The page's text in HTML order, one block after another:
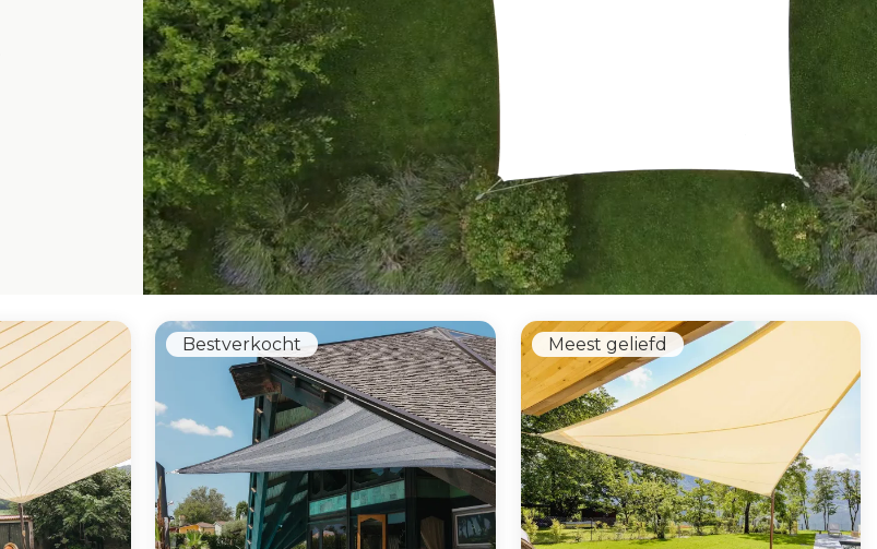
Bestverkocht Meest geliefd